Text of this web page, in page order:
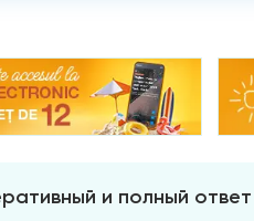
и полный